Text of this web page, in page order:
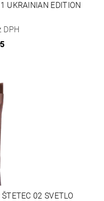
UKRAINIAN EDITION
DPH
02 SVETLO